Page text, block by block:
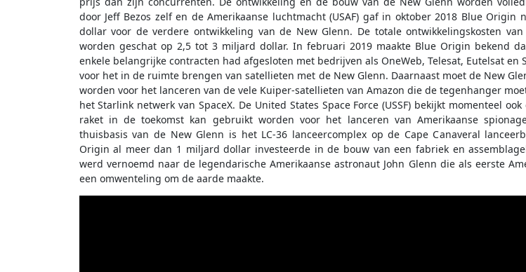
door Jeff Bezos zelf en de Amerikaanse luchtmacht (USAF) gaf in oktober 2018 Blue Origin
dollar voor de verdere ontwikkeling van de New Glenn. De totale ontwikkelingskosten
worden geschat op 2,5 tot 3 miljard dollar. In februari 2019 maakte Blue Origin bekend
enkele belangrijke contracten had afgesloten met bedrijven als OneWeb, Telesat, Eutelsat en
voor het in de ruimte brengen van satellieten met de New Glenn. Daarnaast moet de New
worden voor het lanceren van de vele Kuiper-satellieten van Amazon die de tegenhanger
het Starlink netwerk van SpaceX. De United States Space Force (USSF) bekijkt momenteel
raket in de toekomst kan gebruikt worden voor het lanceren van Amerikaanse
thuisbasis van de New Glenn is het LC-36 lanceercomplex op de Cape Canaveral
Origin al meer dan 1 miljard dollar investeerde in de bouw van een fabriek en
werd vernoemd naar de legendarische Amerikaanse astronaut John Glenn die als eerste
een omwenteling om de aarde maakte.